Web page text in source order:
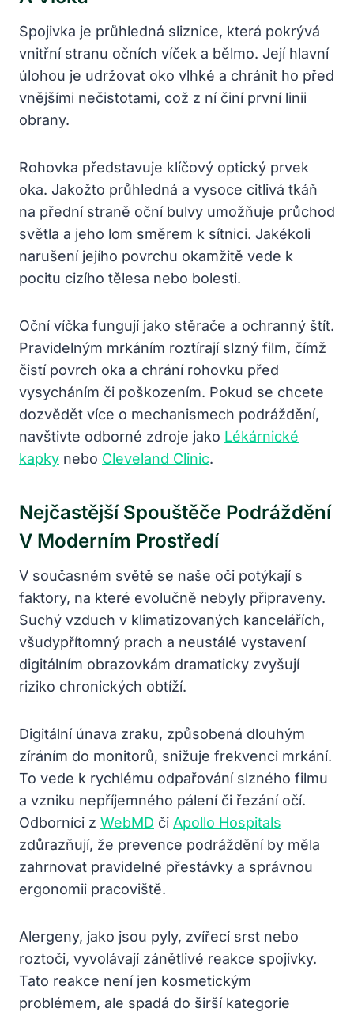
Spojivka je průhledná sliznice, která pokrývá
vnitřní stranu očních víček a bělmo. Její hlavní
úlohou je udržovat oko vlhké a chránit ho před
vnějšími nečistotami, což z ní činí první linii
obrany.
Rohovka představuje klíčový optický prvek
oka. Jakožto průhledná a vysoce citlivá tkáň
na přední straně oční bulvy umožňuje průchod
světla a jeho lom směrem k sítnici. Jakékoli
narušení jejího povrchu okamžitě vede k
pocitu cizího tělesa nebo bolesti.
Oční víčka fungují jako stěrače a ochranný štít.
Pravidelným mrkáním roztírají slzný film, čímž
čistí povrch oka a chrání rohovku před
vysycháním či poškozením. Pokud se chcete
dozvědět více o mechanismech podráždění,
navštivte odborné zdroje jako Lékárnické
kapky nebo Cleveland Clinic.
Nejčastější Spouštěče Podráždění
V Moderním Prostředí
V současném světě se naše oči potýkají s
faktory, na které evolučně nebyly připraveny.
Suchý vzduch v klimatizovaných kancelářích,
všudypřítomný prach a neustálé vystavení
digitálním obrazovkám dramaticky zvyšují
riziko chronických obtíží.
Digitální únava zraku, způsobená dlouhým
zíráním do monitorů, snižuje frekvenci mrkání.
To vede k rychlému odpařování slzného filmu
a vzniku nepříjemného pálení či řezání očí.
Odborníci z WebMD či Apollo Hospitals
zdůrazňují, že prevence podráždění by měla
zahrnovat pravidelné přestávky a správnou
ergonomii pracoviště.
Alergeny, jako jsou pyly, zvířecí srst nebo
roztoči, vyvolávají zánětlivé reakce spojivky.
Tato reakce není jen kosmetickým
problémem, ale spadá do širší kategorie